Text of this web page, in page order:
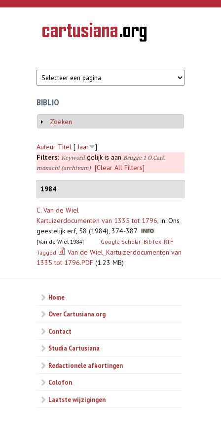
Overslaan en naar de inhoud gaan
CARTUSIANA
Geschiedenis
van de
BIBLIO
Weergeven
Zoeken
Auteur Titel [ Jaar
]
Filters: Keywordgelijk is aan Brugge 1 O.Cart.
monachi (archivum)
[Clear All Filters]
1984
C. Van de Wiel
Kartuizerdocumenten van 1335 tot 1796, in: Ons
geestelijk erf, 58 (1984), 374-387
[Van de Wiel 1984] Google Scholar BibTex RTF
Tagged
Van de Wiel_Kartuizerdocumenten van
1335 tot 1796.PDF (1.23 MB)
Home
Over Cartusiana.org
Contact
Studia Cartusiana
Redactionele afkortingen
Colofon
Laatste wijzigingen